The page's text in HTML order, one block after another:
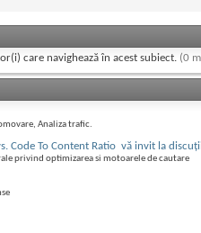
care navighează în acest subiect. (0
Analiza trafic.
Code To Content Ratio  vă invit la
privind optimizarea si motoarele de cautare